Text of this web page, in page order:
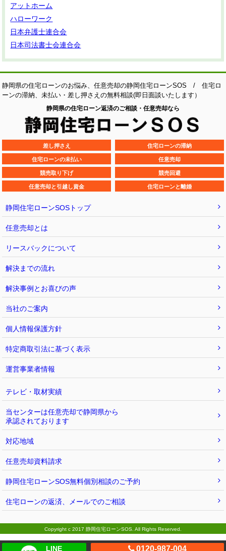
アットホーム
ハローワーク
日本弁護士連合会
日本司法書士会連合会
静岡県の住宅ローンのお悩み、任意売却の静岡住宅ローンSOS / 住宅ロ
ーンの滞納、未払い・差し押さえの無料相談(即日面談いたします）
静岡県の住宅ローン返済のご相談・任意売却なら
住宅ローンの滞納
差し押さえ
任意売却
住宅ローンの未払い
競売回避
競売取り下げ
住宅ローンと離婚
任意売却と引越し資金
静岡住宅ローンSOSトップ
任意売却とは
リースバックについて
解決までの流れ
解決事例とお喜びの声
当社のご案内
個人情報保護方針
特定商取引法に基づく表示
運営事業者情報
テレビ・取材実績
当センターは任意売却で静岡県から
承認されております
対応地域
任意売却資料請求
静岡住宅ローンSOS無料個別相談のご予約
住宅ローンの返済、メールでのご相談
Copyright c 2017 静岡住宅ローンSOS. All Rights Reserved.
LINE 0120-987-004